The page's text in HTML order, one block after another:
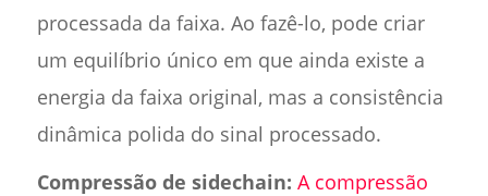
processada da faixa. Ao fazê-lo, pode criar
um equilíbrio único em que ainda existe a
energia da faixa original, mas a consistência
dinâmica polida do sinal processado.
Compressão de sidechain: A compressão